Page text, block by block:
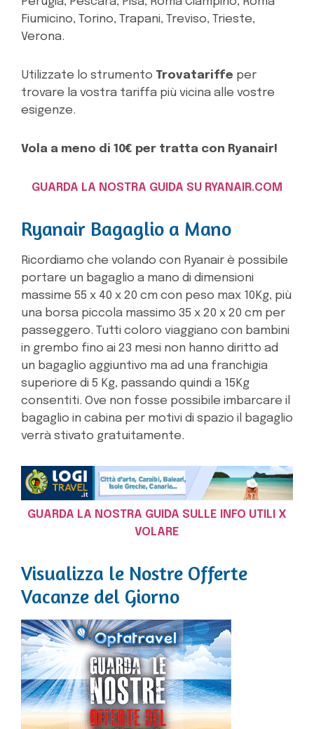
Fiumicino, Torino, Trapani, Treviso, Trieste,
Verona.
Utilizzate lo strumento Trovatariffe per
trovare la vostra tariffa più vicina alle vostre
esigenze.
Vola a meno di 10€ per tratta con Ryanair!
GUARDA LA NOSTRA GUIDA SU RYANAIR.COM
Ryanair Bagaglio a Mano
Ricordiamo che volando con Ryanair è possibile
portare un bagaglio a mano di dimensioni
massime 55 x 40 x 20 cm con peso max 10Kg, più
una borsa piccola massimo 35 x 20 x 20 cm per
passeggero. Tutti coloro viaggiano con bambini
in grembo fino ai 23 mesi non hanno diritto ad
un bagaglio aggiuntivo ma ad una franchigia
superiore di 5 Kg, passando quindi a 15Kg
consentiti. Ove non fosse possibile imbarcare il
bagaglio in cabina per motivi di spazio il bagaglio
verrà stivato gratuitamente.
GUARDA LA NOSTRA GUIDA SULLE INFO UTILI X
VOLARE
Visualizza le Nostre Offerte
Vacanze del Giorno